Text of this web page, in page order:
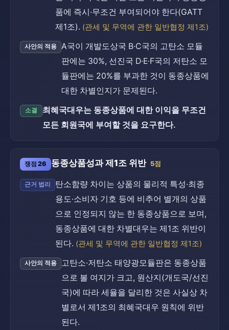
품에 즉시·무조건 부여되어야 한다(GATT
제1조). (관세 및 무역에 관한 일반협정 제1조)
사안의 적용
A국이 개발도상국 B·C국의 고탄소 모듈
판에는 30%, 선진국 D·E·F국의 저탄소 모
듈판에는 20%를 부과한 것이 동종상품에
대한 차별인지가 문제된다.
소결
최혜국대우는 동종상품에 대한 이익을 무조건
모든 회원국에 부여할 것을 요구한다.
쟁점 26 동종상품성과 제1조 위반 5점
근거 법리
탄소함량 차이는 상품의 물리적 특성·최종
용도·소비자 기호 등에 비추어 별개의 상품
으로 인정되지 않는 한 동종상품으로 보며,
동종상품에 대한 차별대우는 제1조 위반이
된다. (관세 및 무역에 관한 일반협정 제1조)
사안의 적용
고탄소·저탄소 태양광모듈판은 동종상품
으로 볼 여지가 크고, 원산지(개도국/선진
국)에 따라 세율을 달리한 것은 사실상 차
별로서 제1조의 최혜국대우 원칙에 위반
된다.